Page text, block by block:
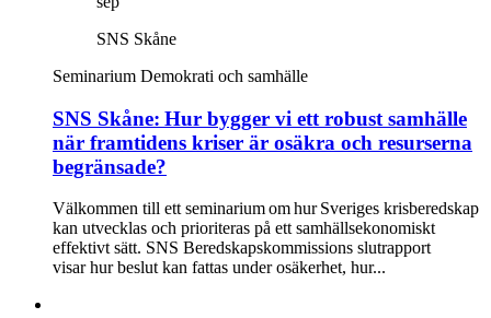
SNS Skåne
Seminarium Demokrati och samhälle
SNS Skåne: Hur bygger vi ett robust samhälle
när framtidens kriser är osäkra och resurserna
begränsade?
Välkommen till ett seminarium om hur Sveriges krisberedskap
kan utvecklas och prioriteras på ett samhällsekonomiskt
effektivt sätt. SNS Beredskapskommissions slutrapport
visar hur beslut kan fattas under osäkerhet, hur...